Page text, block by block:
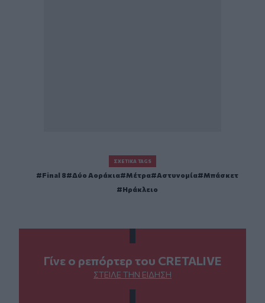
ΣΧΕΤΙΚΆ TAGS
Final 8 Δύο Αοράκια Μέτρα Αστυνομία
Μπάσκετ
Ηράκλειο
Γίνε ο ρεπόρτερ του CRETALIVE
ΣΤΕΊΛΕ ΤΗΝ ΕΊΔΗΣΗ